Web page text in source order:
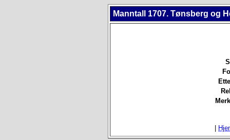
Manntall 1707. Tønsberg og